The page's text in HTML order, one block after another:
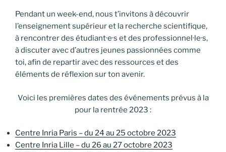
Pendant un week-end, nous t’invitons à découvrir
l’enseignement supérieur et la recherche scientifique,
à rencontrer des étudiant·e·s et des professionnel·le·s,
à discuter avec d’autres jeunes passionnées comme
toi, afin de repartir avec des ressources et des
éléments de réflexion sur ton avenir.
Voici les premières dates des événements prévus à la
pour la rentrée 2023 :
Centre Inria Paris – du 24 au 25 octobre 2023
Centre Inria Lille – du 26 au 27 octobre 2023